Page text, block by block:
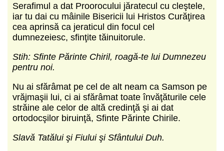
Serafimul a dat Proorocului jăratecul cu cleştele,
iar tu dai cu mâinile Bisericii lui Hristos Curăţirea
cea aprinsă ca jeraticul din focul cel
dumnezeiesc, sfinţite tăinuitorule.
Stih: Sfinte Părinte Chiril, roagă-te lui Dumnezeu
pentru noi.
Nu ai sfărâmat pe cel de alt neam ca Samson pe
vrăjmaşii lui, ci ai sfărâmat toate învăţăturile cele
străine ale celor de altă credinţă şi ai dat
ortodocşilor biruinţă, Sfinte Părinte Chirile.
Slavă Tatălui şi Fiului şi Sfântului Duh.